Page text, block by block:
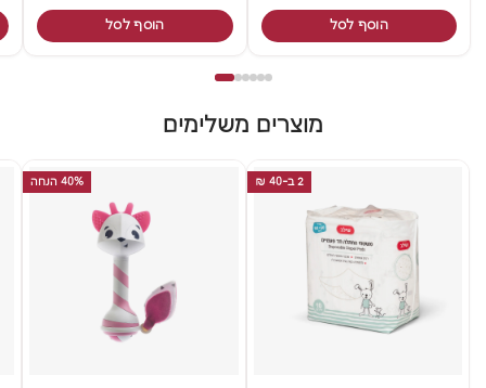
הוסף לסל הוסף לסל
מוצרים משלימים
2 ב-40 ₪ 40% הנחה